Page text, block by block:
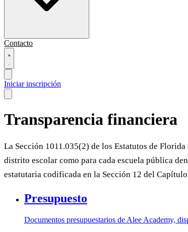
Contacto
Iniciar inscripción
Transparencia financiera
Contenido principal
La Sección 1011.035(2) de los Estatutos de
distrito escolar como para cada escuela pública
estatutaria codificada en la Sección 12 del
Presupuesto
Documentos presupuestarios de Alee Academy,